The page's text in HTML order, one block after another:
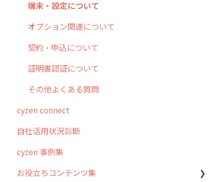
各種設定・その他
設定
各種設定・ログイン
端末・設定について
オプション関連について
契約・申込について
証明書認証について
その他よくある質問
cyzen connect
自社活用状況診断
cyzen 事例集
お役立ちコンテンツ集